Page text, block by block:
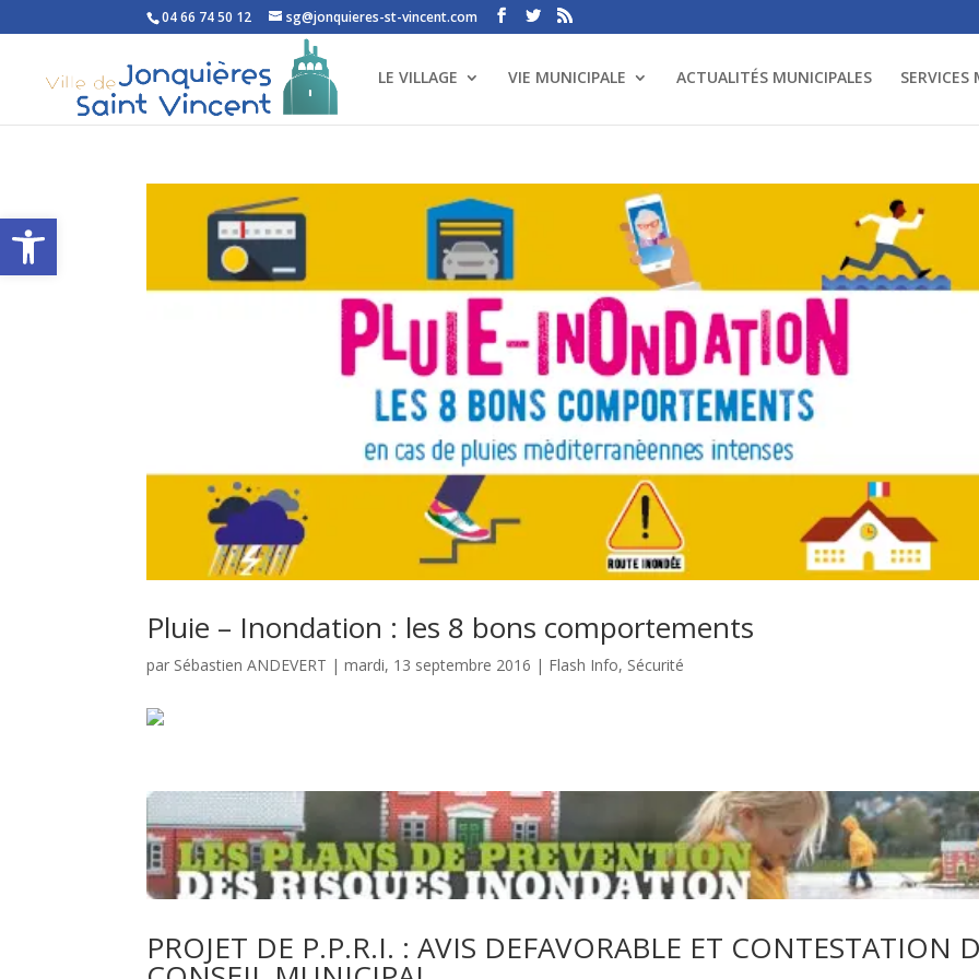
Ouvrir la barre d’outils
04 66 74 50 12 sg@jonquieres-st-vincent.com
LE VILLAGE VIE MUNICIPALE ACTUALITÉS MUNICIPALES
Pluie – Inondation : les 8 bons comportements
par Sébastien ANDEVERT |mardi, 13 septembre 2016 | Flash Info, Sécurité
PROJET DE P.P.R.I. : AVIS DEFAVORABLE ET CONTESTATION